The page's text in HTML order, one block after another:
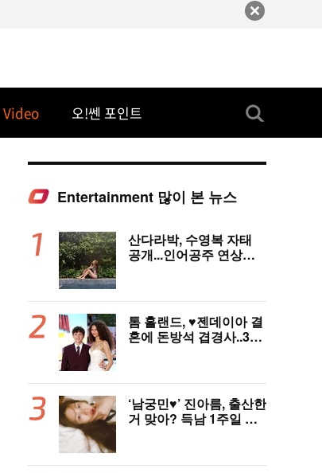
Video 오!쎈 포인트
Entertainment 많이 본 뉴스
산다라박, 수영복 자태
공개...인어공주 연상케
톰 홀랜드, ♥︎젠데이아 결
혼에 돈방석 겹경사..350
‘남궁민♥’ 진아름, 출산한
거 맞아? 득남 1주일 만